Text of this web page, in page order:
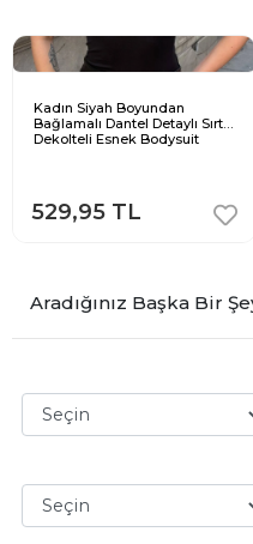
Kadın Siyah Boyundan
Bağlamalı Dantel Detaylı Sırt
Dekolteli Esnek Bodysuit
529,95 TL
Aradığınız Başka Bir